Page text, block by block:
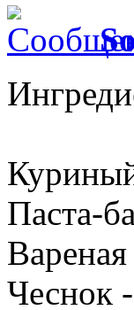
Паста-
Чеснок